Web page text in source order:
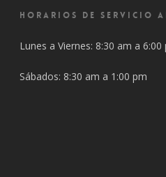
HORARIOS DE SERVICIO
Lunes a Viernes: 8:30 am a
Sábados: 8:30 am a 1:00 pm